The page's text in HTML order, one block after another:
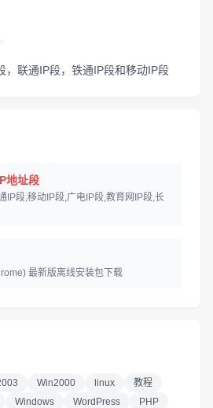
，联通IP段，铁通IP段和移动IP段
地址段
IP段,移动IP段,广电IP段,教育网IP段,长
最新版离线安装包下载
Win2000 linux
教程
Windows WordPress
PHP